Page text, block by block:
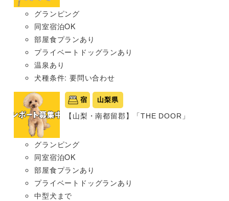
グランピング
同室宿泊OK
部屋食プランあり
プライベートドッグランあり
温泉あり
犬種条件: 要問い合わせ
宿 山梨県
【山梨・南都留郡】「THE DOOR」
グランピング
同室宿泊OK
部屋食プランあり
プライベートドッグランあり
中型犬まで